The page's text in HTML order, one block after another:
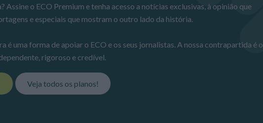
Assine o ECO Premium e tenha acesso a notícias exclusivas, à opinião que
e especiais que mostram o outro lado da história.
é uma forma de apoiar o ECO e os seus jornalistas. A nossa contrapartida é o
rigoroso e credível.
Veja todos os planos!